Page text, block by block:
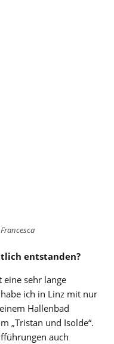
entstanden?
eine sehr lange
ich in Linz mit nur
Hallenbad
„Tristan und Isolde“.
auch